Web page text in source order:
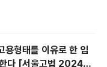
4967 판결• 변론종결 / 20
가인’이라고 한다)들 사이의
용형태를 이유로 한 임
다 [서울고법 2024나